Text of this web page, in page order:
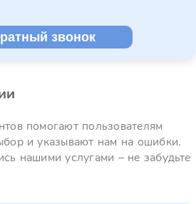
звонок
помогают пользователям
и указывают нам на ошибки.
нашими услугами – не забудьте